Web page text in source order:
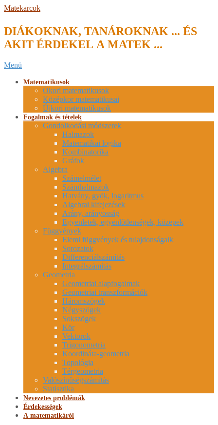
Skip
content
Matekarcok
DIÁKOKNAK, TANÁROKNAK ... ÉS
AKIT ÉRDEKEL A MATEK ...
Secondary
Menu
Menü
Matematikusok
Ókori matematikusok
Középkor matematikusai
Újkori matematikusok
Fogalmak és tételek
Gondolkodási módszerek
Halmazok
Matematikai logika
Kombinatorika
Gráfok
Algebra
Számelmélet
Számhalmazok
Hatvány, gyök, logaritmus
Algebrai kifejezések
Arány, arányosság
Egyenletek, egyenlőtlenségek, közepek
Függvények
Elemi függvények és tulajdonságaik
Sorozatok
Differenciálszámítás
Integrálszámítás
Geometria
Geometriai alapfogalmak
Geometriai transzformációk
Háromszögek
Négyszögek
Sokszögek
Kör
Vektorok
Trigonometria
Koordináta-geometria
Topológia
Térgeometria
Valószínűségszámítás
Statisztika
Nevezetes problémák
Érdekességek
A matematikáról